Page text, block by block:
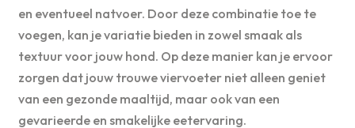
en eventueel natvoer. Door deze combinatie toe te
voegen, kan je variatie bieden in zowel smaak als
textuur voor jouw hond. Op deze manier kan je ervoor
zorgen dat jouw trouwe viervoeter niet alleen geniet
van een gezonde maaltijd, maar ook van een
gevarieerde en smakelijke eetervaring.